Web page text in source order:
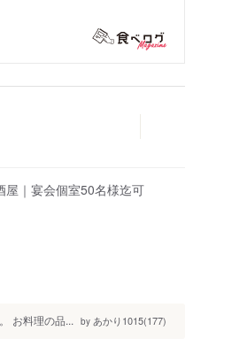
屋｜宴会個室50名様迄可
お料理の品... by あかり1015(177)